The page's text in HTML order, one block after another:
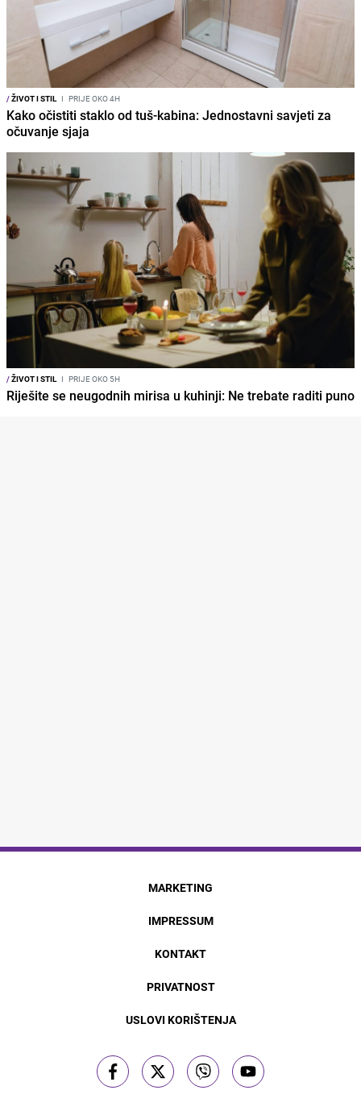
/ŽIVOT I STIL I PRIJE OKO 4H
Kako očistiti staklo od tuš-kabina: Jednostavni savjeti za
očuvanje sjaja
/ŽIVOT I STIL I PRIJE OKO 5H
Riješite se neugodnih mirisa u kuhinji: Ne trebate raditi puno
MARKETING
IMPRESSUM
KONTAKT
PRIVATNOST
USLOVI KORIŠTENJA